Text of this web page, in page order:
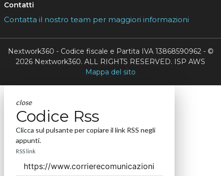
Contatti
Contatta il nostro team per maggiori informazioni
Nextwork360 - Codice fiscale e Partita IVA 13868590962 - ©
2026 Nextwork360. ALL RIGHTS RESERVED. ISP AWS
Mappa del sito
close
Codice Rss
Clicca sul pulsante per copiare il link RSS negli
appunti.
RSS link